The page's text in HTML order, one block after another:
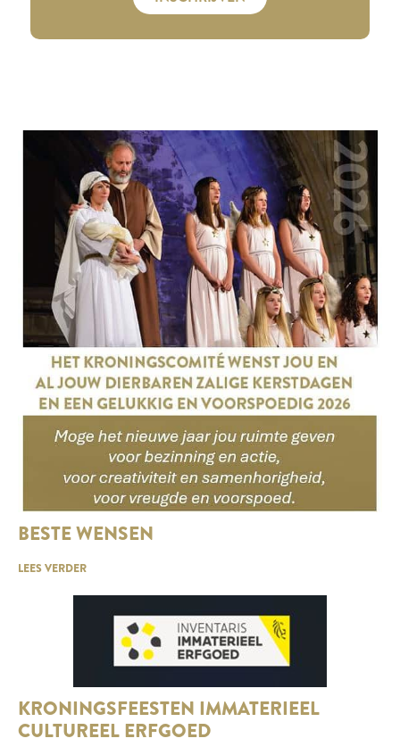
BESTE WENSEN
LEES VERDER
KRONINGSFEESTEN IMMATERIEEL
CULTUREEL ERFGOED